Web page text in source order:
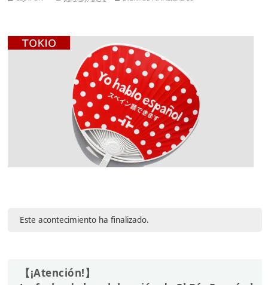
Este acontecimiento ha finalizado.
【¡Atención!】